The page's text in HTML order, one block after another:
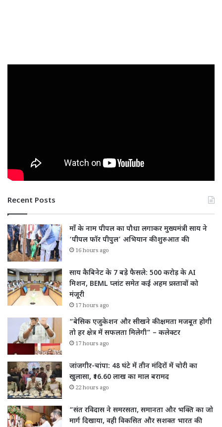
Recent Posts
माँ के नाम पीपल का पौधा लगाकर मुख्यमंत्री साय ने
‘पीपल फॉर पीपुल’ अभियान की शुरुआत की
16 hours ago
साय कैबिनेट के 7 बड़े फैसले: 500 करोड़ के AI
मिशन, BEML प्लांट समेत कई अहम प्रस्तावों को
मंजूरी
17 hours ago
“बेसिक एजुकेशन और सीखने की क्षमता मजबूत होगी
तो हर क्षेत्र में सफलता मिलेगी” – कलेक्टर
17 hours ago
जांजगीर-चांपा: 48 घंटे में तीन मंदिरों में चोरी का
खुलासा, ₹16.60 लाख का माल बरामद
22 hours ago
“संत रविदास ने समरसता, समानता और भक्ति का जो
मार्ग दिखाया, वही विकसित और सशक्त भारत की